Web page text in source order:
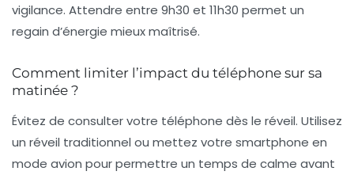
vigilance. Attendre entre 9h30 et 11h30 permet un
regain d’énergie mieux maîtrisé.
Comment limiter l’impact du téléphone sur sa
matinée ?
Évitez de consulter votre téléphone dès le réveil. Utilisez
un réveil traditionnel ou mettez votre smartphone en
mode avion pour permettre un temps de calme avant